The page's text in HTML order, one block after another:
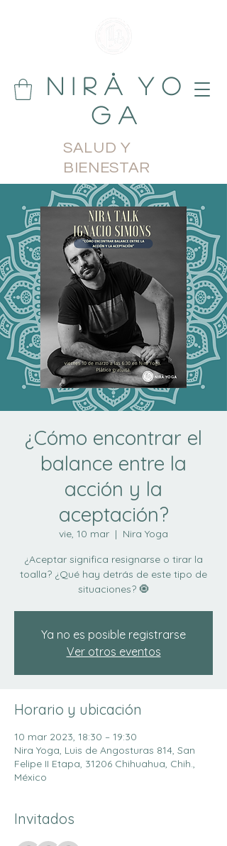
N i r å Y o
g a
SALUD Y
BIENESTAR
¿Cómo encontrar el
balance entre la
acción y la
aceptación?
vie, 10 mar
  |
Nira Yoga
¿Aceptar significa resignarse o tirar la
toalla? ¿Qué hay detrás de este tipo de
situaciones? 🧿
Ya no es posible registrarse
Ver otros eventos
Horario y ubicación
10 mar 2023, 18:30 – 19:30
Nira Yoga, Luis de Angosturas 814, San
Felipe II Etapa, 31206 Chihuahua, Chih.,
México
Invitados